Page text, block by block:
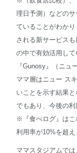
理日予測）などの
ていることがわか
される新サービス
の中で有効活用して
『Gunosy』（ニュ
ママ層はニュー ス
いことを示す結果
でもあり、今後の利
※『食べログ』はこ
利用率が10%を超え
ママスタジアムで